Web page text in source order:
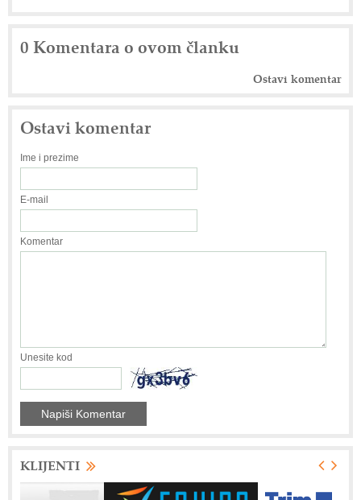
0 Komentara o ovom članku
Ostavi komentar
Ostavi komentar
Ime i prezime
E-mail
Komentar
Unesite kod
KLIJENTI